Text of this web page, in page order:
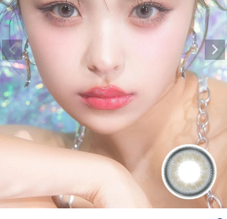
カラーマジョリティー ワ
ンデー オーロラグレー
ジュ 14.5mm
¥999
配送方法について
発送について
お支払い方法について
お買い物ガイド
よくあるご質問